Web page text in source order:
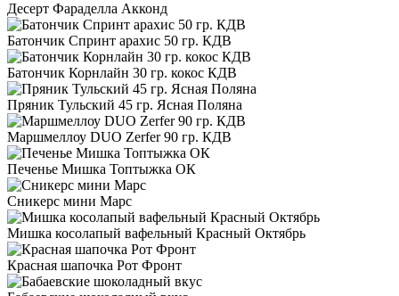
Десерт Фараделла Акконд
Батончик Спринт арахис 50 гр. КДВ
Батончик Корнлайн 30 гр. кокос КДВ
Пряник Тульский 45 гр. Ясная Поляна
Маршмеллоу DUO Zerfer 90 гр. КДВ
Печенье Мишка Топтыжка ОК
Сникерс мини Марс
Мишка косолапый вафельный Красный Октябрь
Красная шапочка Рот Фронт